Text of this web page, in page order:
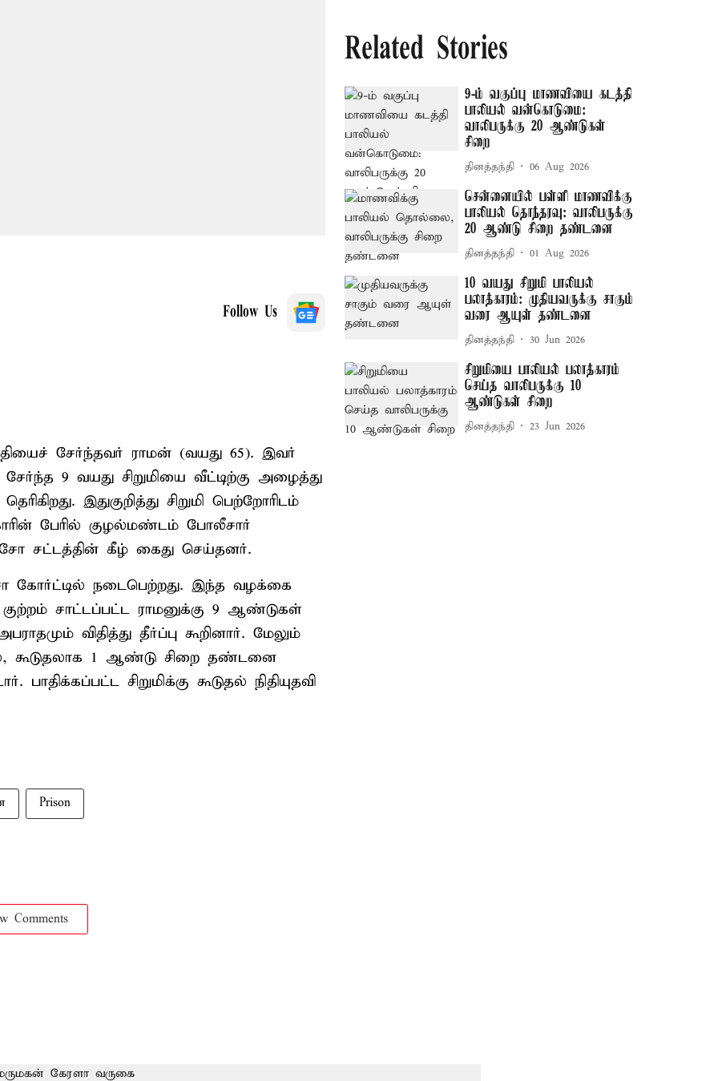
Follow Us
சேர்ந்தவர் ராமன் (வயது 65). இவர்
9 வயது சிறுமியை வீட்டிற்கு அழைத்து
இதுகுறித்து சிறுமி பெற்றோரிடம்
பேரில் குழல்மண்டம் போலீசார்
சட்டத்தின் கீழ் கைது செய்தனர்.
கோர்ட்டில் நடைபெற்றது. இந்த வழக்கை
குற்றம் சாட்டப்பட்ட ராமனுக்கு 9 ஆண்டுகள்
விதித்து தீர்ப்பு கூறினார். மேலும்
கூடுதலாக 1 ஆண்டு சிறை தண்டனை
சிறுமிக்கு கூடுதல் நிதியுதவி
Prison
Comments
Related Stories
9-ம் வகுப்பு மாணவியை கடத்தி
பாலியல் வன்கொடுமை:
வாலிபருக்கு 20 ஆண்டுகள்
சிறை
தினத்தந்தி 06 Aug 2026
சென்னையில் பள்ளி மாணவிக்கு
பாலியல் தொந்தரவு: வாலிபருக்கு
20 ஆண்டு சிறை தண்டனை
தினத்தந்தி 01 Aug 2026
10 வயது சிறுமி பாலியல்
பலாத்காரம்: முதியவருக்கு சாகும்
வரை ஆயுள் தண்டனை
தினத்தந்தி 30 Jun 2026
சிறுமியை பாலியல் பலாத்காரம்
செய்த வாலிபருக்கு 10
ஆண்டுகள் சிறை
தினத்தந்தி 23 Jun 2026